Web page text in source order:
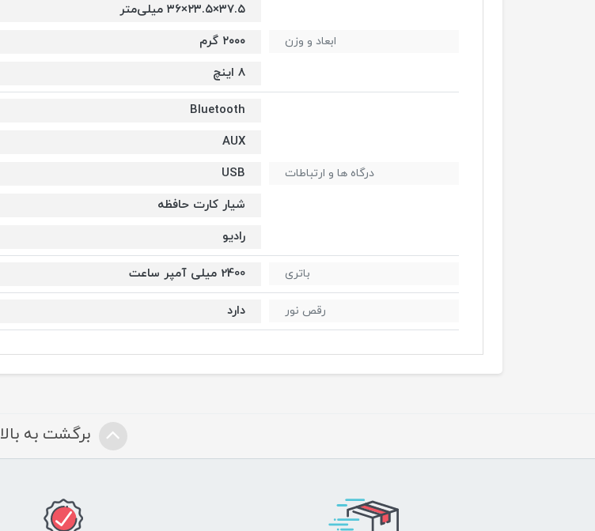
ابعاد و وزن
۳۷.۵×۲۳.۵×۳۶ میلی‌متر
۲۰۰۰ گرم
8 اینچ
درگاه ها و ارتباطات
Bluetooth
AUX
USB
شیار کارت حافظه
رادیو
باتری 2400 میلی آمپر ساعت
رقص نور دارد
برگشت به بالا